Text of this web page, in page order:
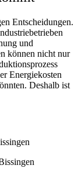
Entscheidungen.
und
können nicht nur
Energiekosten
Deshalb ist